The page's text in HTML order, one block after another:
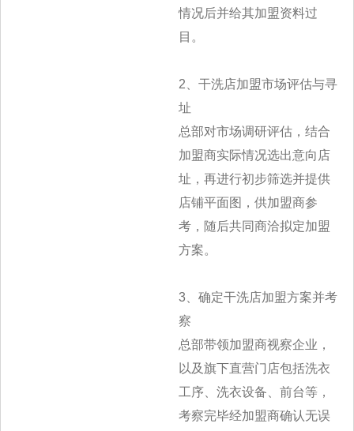
情况后并给其加盟资料过
目。
2、干洗店加盟市场评估与寻
址
总部对市场调研评估，结合
加盟商实际情况选出意向店
址，再进行初步筛选并提供
店铺平面图，供加盟商参
考，随后共同商洽拟定加盟
方案。
3、确定干洗店加盟方案并考
察
总部带领加盟商视察企业，
以及旗下直营门店包括洗衣
工序、洗衣设备、前台等，
考察完毕经加盟商确认无误